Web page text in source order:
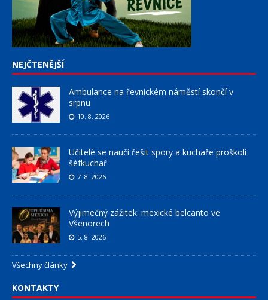
NEJČTENĚJŠÍ
Ambulance na řevnickém náměstí skončí v
srpnu
10. 8. 2026
Učitelé se naučí řešit spory a kuchaře proškolí
šéfkuchař
7. 8. 2026
Výjimečný zážitek: mexické belcanto ve
Všenorech
5. 8. 2026
Všechny články
KONTAKTY